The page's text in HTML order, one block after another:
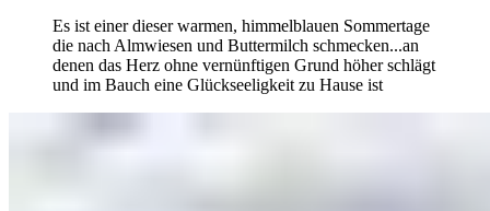
Es ist einer dieser warmen, himmelblauen Sommertage
die nach Almwiesen und Buttermilch schmecken...an
denen das Herz ohne vernünftigen Grund höher schlägt
und im Bauch eine Glückseeligkeit zu Hause ist